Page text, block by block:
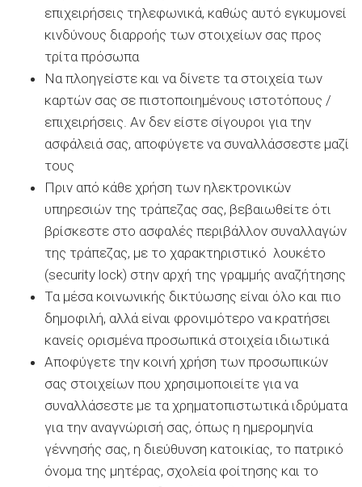
επιχειρήσεις τηλεφωνικά, καθώς αυτό εγκυμονεί
κινδύνους διαρροής των στοιχείων σας προς
τρίτα πρόσωπα
Να πλοηγείστε και να δίνετε τα στοιχεία των
καρτών σας σε πιστοποιημένους ιστοτόπους /
επιχειρήσεις. Αν δεν είστε σίγουροι για την
ασφάλειά σας, αποφύγετε να συναλλάσσεστε μαζί
τους
Πριν από κάθε χρήση των ηλεκτρονικών
υπηρεσιών της τράπεζας σας, βεβαιωθείτε ότι
βρίσκεστε στο ασφαλές περιβάλλον συναλλαγών
της τράπεζας, με το χαρακτηριστικό λουκέτο
(security lock) στην αρχή της γραμμής αναζήτησης
Τα μέσα κοινωνικής δικτύωσης είναι όλο και πιο
δημοφιλή, αλλά είναι φρονιμότερο να κρατήσει
κανείς ορισμένα προσωπικά στοιχεία ιδιωτικά
Αποφύγετε την κοινή χρήση των προσωπικών
σας στοιχείων που χρησιμοποιείτε για να
συναλλάσεστε με τα χρηματοπιστωτικά ιδρύματα
για την αναγνώρισή σας, όπως η ημερομηνία
γέννησής σας, η διεύθυνση κατοικίας, το πατρικό
όνομα της μητέρας, σχολεία φοίτησης και το